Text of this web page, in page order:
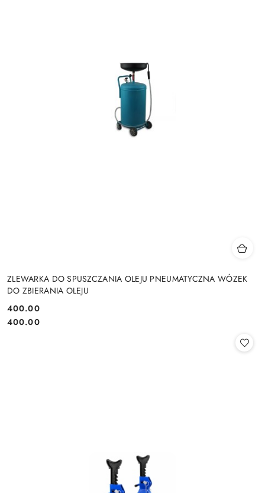
ZLEWARKA DO SPUSZCZANIA OLEJU PNEUMATYCZNA WÓZEK
DO ZBIERANIA OLEJU
Cena:
400.00
Cena:
400.00